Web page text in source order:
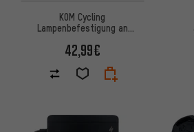
KOM Cycling
Lampenbefestigung an
42,99€